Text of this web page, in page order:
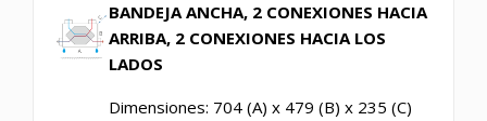
BANDEJA ANCHA, 2 CONEXIONES HACIA
ARRIBA, 2 CONEXIONES HACIA LOS
LADOS
Dimensiones: 704 (A) x 479 (B) x 235 (C)